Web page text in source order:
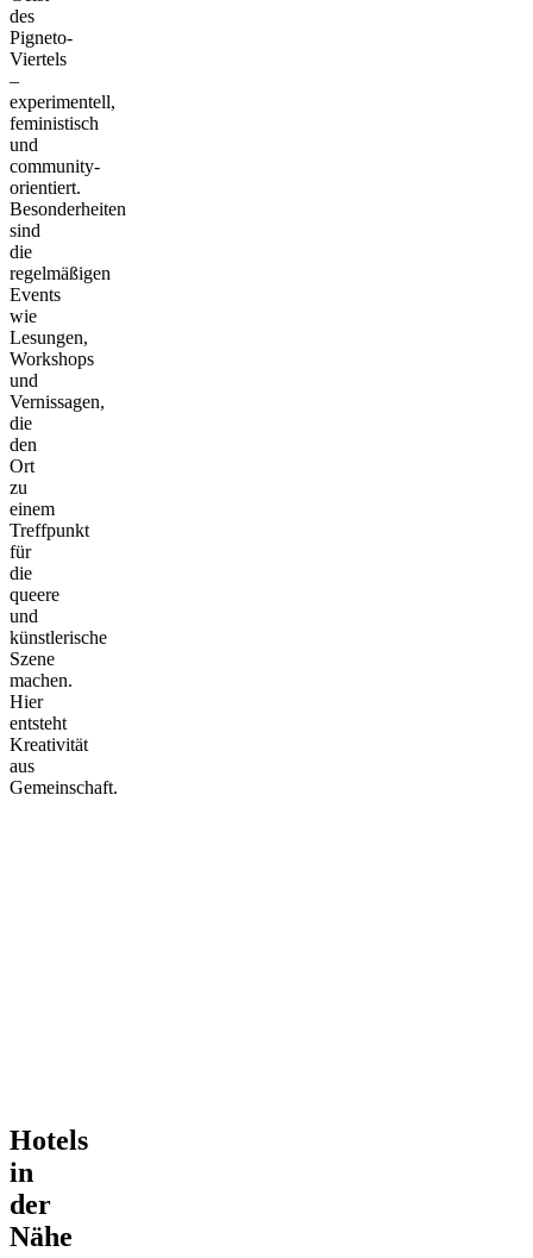
des
Pigneto-
Viertels
–
experimentell,
feministisch
und
community-
orientiert.
Besonderheiten
sind
die
regelmäßigen
Events
wie
Lesungen,
Workshops
und
Vernissagen,
die
den
Ort
zu
einem
Treffpunkt
für
die
queere
und
künstlerische
Szene
machen.
Hier
entsteht
Kreativität
aus
Gemeinschaft.
Hotels
in
der
Nähe